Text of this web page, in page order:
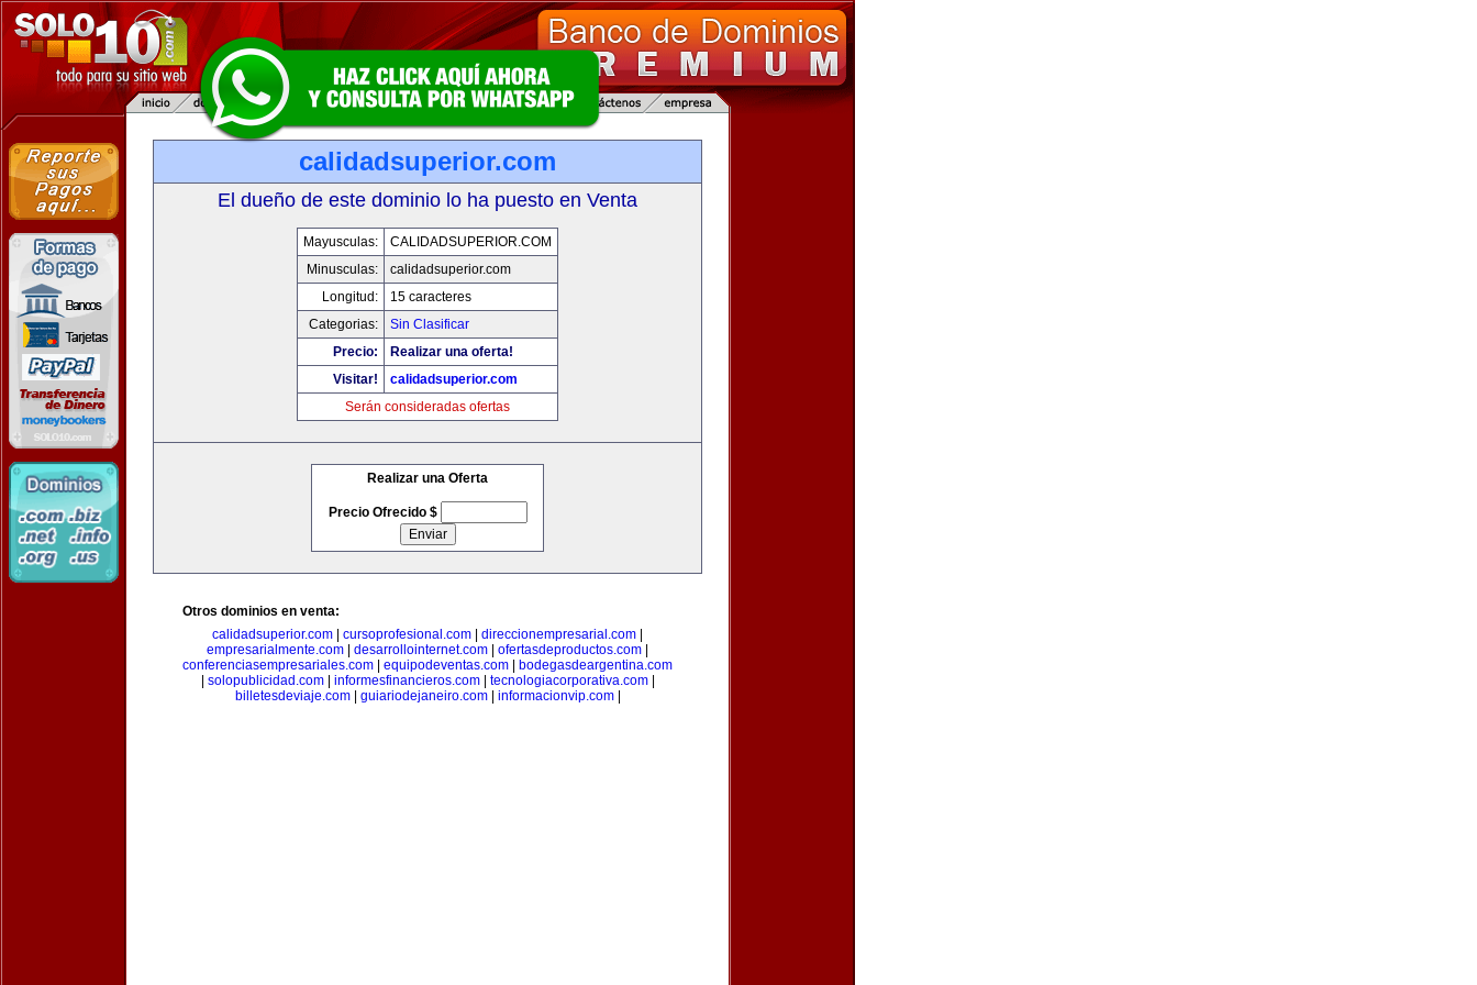
calidadsuperior.com
El dueño de este dominio lo ha puesto en Venta
Mayusculas:
CALIDADSUPERIOR.COM
Minusculas:
calidadsuperior.com
Longitud:
15 caracteres
Categorias:
Sin Clasificar
Precio:
Realizar una oferta!
Visitar!
calidadsuperior.com
Serán consideradas ofertas
Realizar una Oferta
Precio Ofrecido $
Otros dominios en venta:
calidadsuperior.com
cursoprofesional.com direccionempresarial.com
empresarialmente.com
desarrollointernet.com ofertasdeproductos.com
conferenciasempresariales.com
equipodeventas.com
bodegasdeargentina.com
solopublicidad.com| informesfinancieros.com| tecnologiacorporativa.com|
billetesdeviaje.com| guiariodejaneiro.com| informacionvip.com|